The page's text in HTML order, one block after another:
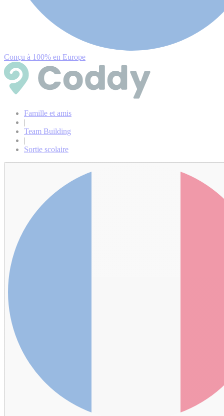
Conçu à 100% en Europe
Famille et amis
|
Team Building
|
Sortie scolaire